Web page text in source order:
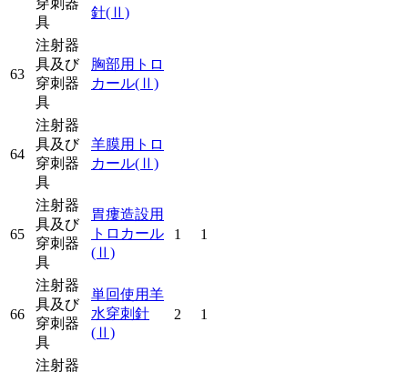
穿刺器
具
針(Ⅱ)
63
注射器
具及び
穿刺器
具
胸部用トロ
カール(Ⅱ)
64
注射器
具及び
穿刺器
具
羊膜用トロ
カール(Ⅱ)
65
注射器
具及び
穿刺器
具
胃瘻造設用
トロカール
(Ⅱ)
1 1
66
注射器
具及び
穿刺器
具
単回使用羊
水穿刺針
(Ⅱ)
2 1
注射器